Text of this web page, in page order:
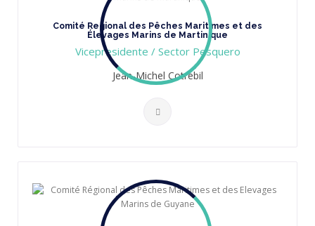
Comité Regional des Pêches Maritimes et des
Élevages Marins de Martinique
Vicepresidente / Sector Pesquero
Jean-Michel Cotrebil